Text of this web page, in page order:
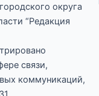
округа
“Редакция
связи,
коммуникаций,